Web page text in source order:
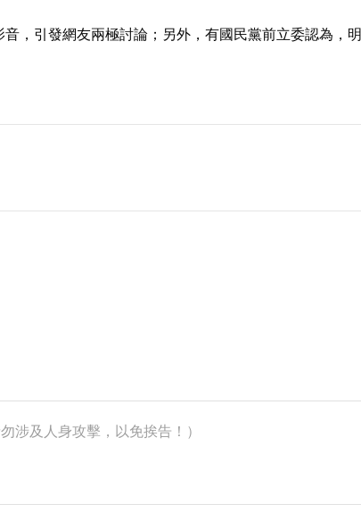
，引發網友兩極討論；另外，有國民黨前立委認為，
涉及人身攻擊，以免挨告！）